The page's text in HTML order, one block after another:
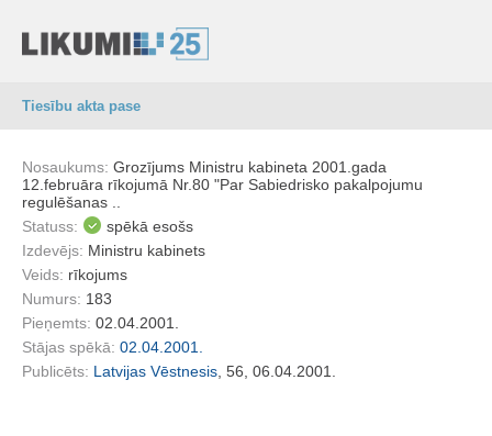
Tiesību akta pase
Nosaukums: Grozījums Ministru kabineta 2001.gada
12.februāra rīkojumā Nr.80 "Par Sabiedrisko pakalpojumu
regulēšanas ..
Statuss:
spēkā esošs
Izdevējs: Ministru kabinets
Veids: rīkojums
Numurs: 183
Pieņemts: 02.04.2001.
Stājas spēkā: 02.04.2001.
Publicēts: Latvijas Vēstnesis , 56, 06.04.2001.